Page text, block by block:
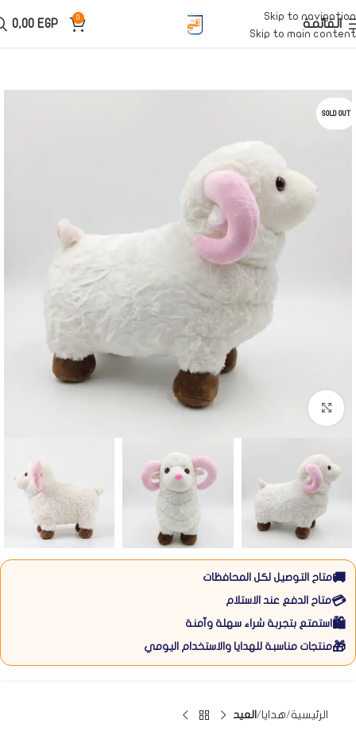
Skip to navigation
Skip to main content
القائمة 0
0,00 EGP
SOLD OUT
🚚متاح التوصيل لكل المحافظات
💳متاح الدفع عند الاستلام
🛍️ استمتع بتجربة شراء سهلة وآمنة
🎁منتجات مناسبة للهدايا والاستخدام اليومي
الرئيسية هدايا العيد